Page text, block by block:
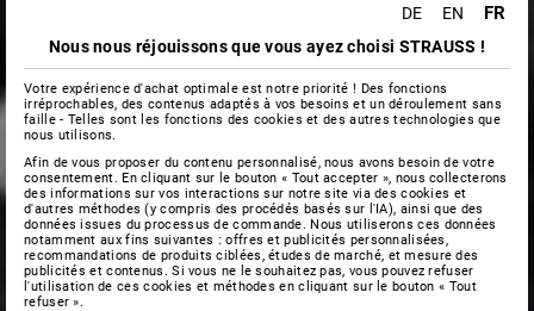
DE EN FR
Nous nous réjouissons que vous ayez choisi STRAUSS !
Votre expérience d'achat optimale est notre priorité ! Des fonctions
irréprochables, des contenus adaptés à vos besoins et un déroulement sans
faille - Telles sont les fonctions des cookies et des autres technologies que
nous utilisons.
Afin de vous proposer du contenu personnalisé, nous avons besoin de votre
consentement. En cliquant sur le bouton « Tout accepter », nous collecterons
des informations sur vos interactions sur notre site via des cookies et
d'autres méthodes (y compris des procédés basés sur l'IA), ainsi que des
données issues du processus de commande. Nous utiliserons ces données
notamment aux fins suivantes : offres et publicités personnalisées,
recommandations de produits ciblées, études de marché, et mesure des
publicités et contenus. Si vous ne le souhaitez pas, vous pouvez refuser
l'utilisation de ces cookies et méthodes en cliquant sur le bouton « Tout
refuser ».